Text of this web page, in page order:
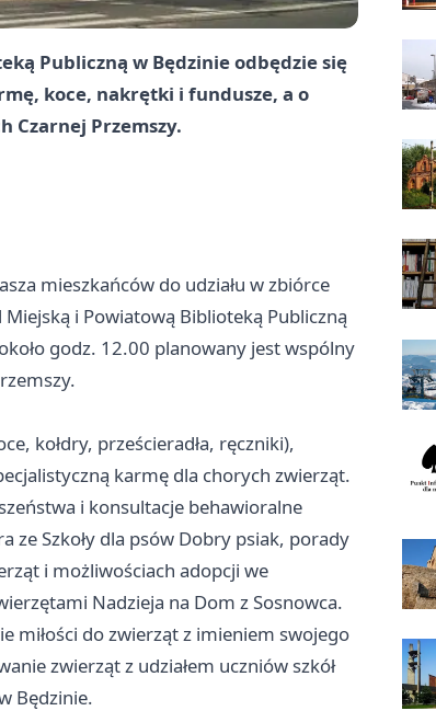
Publiczną w Będzinie odbędzie się
koce, nakrętki i fundusze, a o
Czarnej Przemszy.
mieszkańców do udziału w zbiórce
i Powiatową Biblioteką Publiczną
godz. 12.00 planowany jest wspólny
kołdry, prześcieradła, ręczniki),
karmę dla chorych zwierząt.
i konsultacje behawioralne
Szkoły dla psów Dobry psiak, porady
i możliwościach adopcji we
Nadzieja na Dom z Sosnowca.
miłości do zwierząt z imieniem swojego
zwierząt z udziałem uczniów szkół
Będzinie.